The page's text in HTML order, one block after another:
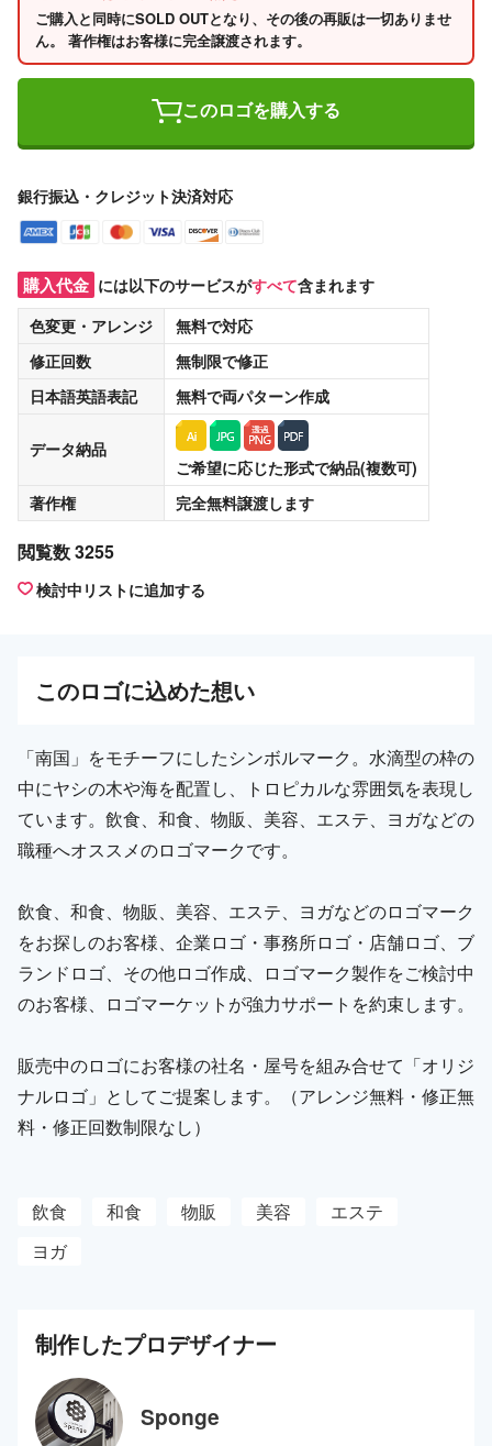
ご購入と同時にSOLD OUTとなり、その後の再販は一切ありませ
ん。 著作権はお客様に完全譲渡されます。
このロゴを購入する
銀行振込・クレジット決済対応
購入代金 には以下のサービスがすべて含まれます
色変更・アレンジ
無料で対応
修正回数
無制限で修正
日本語英語表記
無料で両パターン作成
データ納品
ご希望に応じた形式で納品(複数可)
著作権
完全無料譲渡します
閲覧数 3255
検討中リストに追加する
このロゴに込めた想い
「南国」をモチーフにしたシンボルマーク。水滴型の枠の
中にヤシの木や海を配置し、トロピカルな雰囲気を表現し
ています。飲食、和食、物販、美容、エステ、ヨガなどの
職種へオススメのロゴマークです。
飲食、和食、物販、美容、エステ、ヨガなどのロゴマーク
をお探しのお客様、企業ロゴ・事務所ロゴ・店舗ロゴ、ブ
ランドロゴ、その他ロゴ作成、ロゴマーク製作をご検討中
のお客様、ロゴマーケットが強力サポートを約束します。
販売中のロゴにお客様の社名・屋号を組み合せて「オリジ
ナルロゴ」としてご提案します。（アレンジ無料・修正無
料・修正回数制限なし）
飲食 和食 物販 美容
エステ
ヨガ
制作したプロデザイナー
Sponge